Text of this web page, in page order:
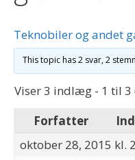
Teknobiler og andet
This topic has 2 svar, 2
Viser 3 indlæg - 1 til 3
Forfatter
oktober 28, 2015 kl.